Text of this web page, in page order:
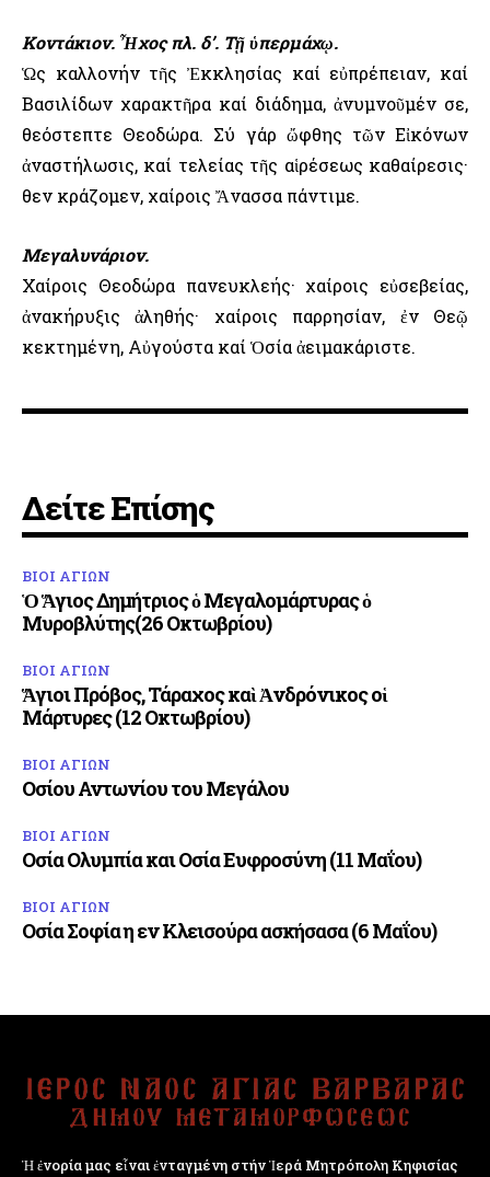
Κοντάκιον. Ἦχος πλ. δ’. Τῇ ὑπερμάχῳ.
Ὡς καλλονήν τῆς Ἐκκλησίας καί εὐπρέπειαν, καί
Βασιλίδων χαρακτῆρα καί διάδημα, ἀνυμνοῦμέν σε,
θεόστεπτε Θεοδώρα. Σύ γάρ ὤφθης τῶν Εἰκόνων
ἀναστήλωσις, καί τελείας τῆς αἱρέσεως καθαίρεσις·
Ὅθεν κράζομεν, χαίροις Ἄνασσα πάντιμε.
Μεγαλυνάριον.
Χαίροις Θεοδώρα πανευκλεής· χαίροις εὐσεβείας,
ἀνακήρυξις ἀληθής· χαίροις παρρησίαν, ἐν Θεῷ
κεκτημένη, Αὐγούστα καί Ὁσία ἀειμακάριστε.
Δείτε Επίσης
ΒΙΟΙ ΑΓΙΩΝ
Ὁ Ἅγιος Δημήτριος ὁ Μεγαλομάρτυρας ὁ
Μυροβλύτης(26 Οκτωβρίου)
ΒΙΟΙ ΑΓΙΩΝ
Ἅγιοι Πρόβος, Τάραχος καὶ Ἀνδρόνικος οἱ
Μάρτυρες (12 Οκτωβρίου)
ΒΙΟΙ ΑΓΙΩΝ
Οσίου Αντωνίου του Μεγάλου
ΒΙΟΙ ΑΓΙΩΝ
Οσία Ολυμπία και Οσία Ευφροσύνη (11 Μαΐου)
ΒΙΟΙ ΑΓΙΩΝ
Οσία Σοφία η εν Κλεισούρα ασκήσασα (6 Μαΐου)
Ἡ ἐνορία μας εἶναι ἐνταγμένη στήν Ἱερά Μητρόπολη Κηφισίας